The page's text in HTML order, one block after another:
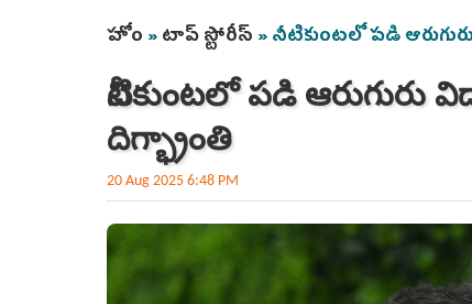
You are here
హోం »టాప్ స్టోరీస్ » నీటికుంటలో పడి
నీటికుంటలో పడి ఆరుగురు
దిగ్భ్రాంతి
20 Aug 2025 6:48 PM